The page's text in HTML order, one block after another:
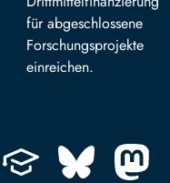
für abgeschlossene
Forschungsprojekte
einreichen.